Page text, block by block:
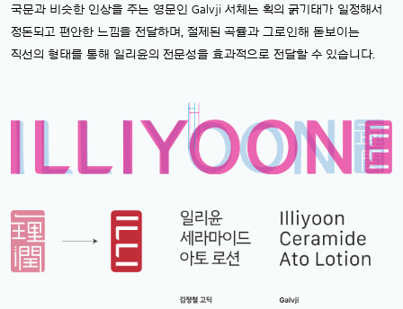
국문과 비슷한 인상을 주는 영문인 Galvji 서체는 획의 굵기태가 일정해서
정돈되고 편안한 느낌을 전달하며, 절제된 곡률과 그로인해 돋보이는
직선의 형태를 통해 일리윤의 전문성을 효과적으로 전달할 수 있습니다.